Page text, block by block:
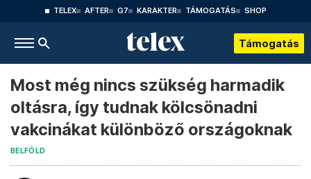
TELEX AFTER G7 KARAKTER TÁMOGATÁS SHOP
Támogatás
Most még nincs szükség harmadik
oltásra, így tudnak kölcsönadni
vakcinákat különböző országoknak
BELFÖLD